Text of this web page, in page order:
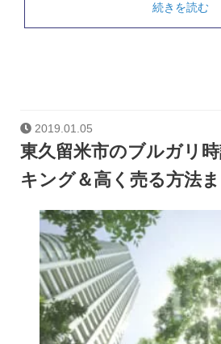
続きを読む
2019.01.05
東久留米市のブルガリ
キング＆高く売る方法